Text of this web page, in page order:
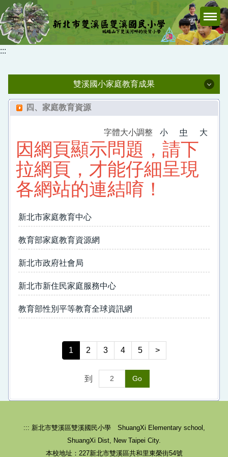
跳
到
主
要
:::
雙溪國小家庭教育成果
雙溪國小家庭教育成果
113學年度家庭教育成果
112學年度家庭教育成果
111學年度家庭教育成果
110學年度家庭教育成果
108學年度之前家庭教育成果
109學年度家庭教育成果
家庭教育資源網
四、家庭教育資源
字體大小調整 小 中 大
因網頁顯示問題，請下
拉網頁，才能仔細呈現
各網站的連結唷！
新北市家庭教育中心
教育部家庭教育資源網
新北市政府社會局
新北市新住民家庭服務中心
教育部性別平等教育全球資訊網
1 2 3 4 5 >
到 Go
::: 新北市雙溪區雙溪國民小學 ShuangXi Elementary school,
ShuangXi Dist, New Taipei City.
本校地址：227新北市雙溪區共和里東榮街54號